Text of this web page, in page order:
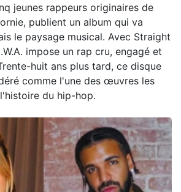
jeunes rappeurs originaires de
publient un album qui va
le paysage musical. Avec Straight
impose un rap cru, engagé et
huit ans plus tard, ce disque
comme l'une des œuvres les
du hip-hop.